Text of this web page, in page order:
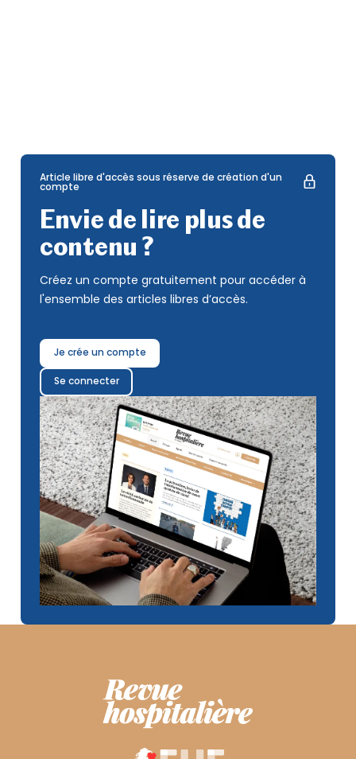
Article libre d'accès sous réserve de création d'un
compte
Envie de lire plus de
contenu ?
Créez un compte gratuitement pour accéder à
l'ensemble des articles libres d’accès.
Je crée un compte
Se connecter